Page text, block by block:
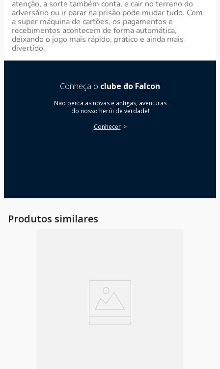
atenção, a sorte também conta, e cair no terreno do
adversário ou ir parar na prisão pode mudar tudo. Com
a super máquina de cartões, os pagamentos e
recebimentos acontecem de forma automática,
deixando o jogo mais rápido, prático e ainda mais
divertido.
Conheça o clube do Falcon
Não perca as novas e antigas, aventuras
do nosso herói de verdade!
Conhecer
Produtos similares